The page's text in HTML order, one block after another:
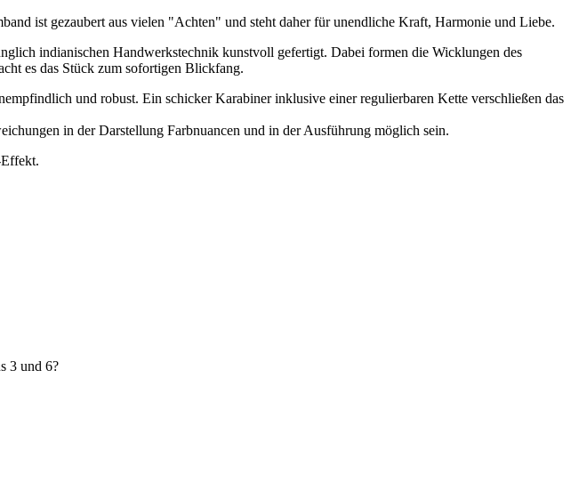
ist gezaubert aus vielen "Achten" und steht daher für unendliche Kraft, Harmonie und Liebe.
indianischen Handwerkstechnik kunstvoll gefertigt. Dabei formen die Wicklungen des
es das Stück zum sofortigen Blickfang.
und robust. Ein schicker Karabiner inklusive einer regulierbaren Kette verschließen das
in der Darstellung Farbnuancen und in der Ausführung möglich sein.
3 und 6?